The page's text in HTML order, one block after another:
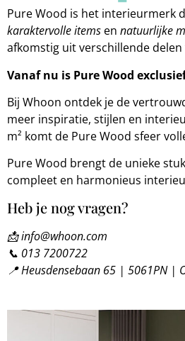
Pure Wood is het interieurmerk
karaktervolle items en natuurlijke
afkomstig uit verschillende
Vanaf nu is Pure Wood
Bij Whoon ontdek je de
meer inspiratie, stijlen en
m² komt de Pure Wood sfeer
Pure Wood brengt de unieke
compleet en harmonieus
Heb je nog vragen?
📩info@whoon.com
📞 013 7200722
📍Heusdensebaan 65 | 5061PN |